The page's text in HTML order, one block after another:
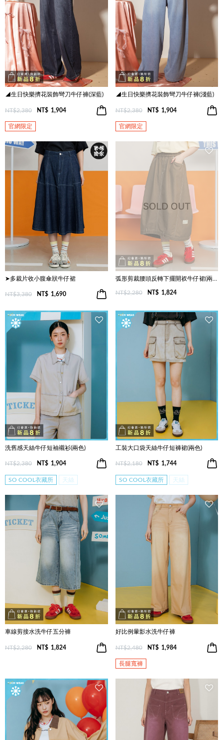
◢生日快樂擠花裝飾彎刀牛仔褲(深藍)
NT$2,380 NT$ 1,904
官網限定
◢生日快樂擠花裝飾彎刀牛仔褲(淺藍)
NT$2,380 NT$ 1,904
官網限定
➤多裁片收小腹傘狀牛仔裙
NT$3,380 NT$ 1,690
弧形剪裁腰頭反轉下擺開衩牛仔裙(兩色)
NT$2,280 NT$ 1,824
洗舊感天絲牛仔短袖襯衫(兩色)
NT$2,380 NT$ 1,904
SO COOL衣藏所 天絲
工裝大口袋天絲牛仔短褲裙(兩色)
NT$2,180 NT$ 1,744
SO COOL衣藏所 天絲
車線剪接水洗牛仔五分褲
NT$2,280 NT$ 1,824
好比例暈影水洗牛仔褲
NT$2,480 NT$ 1,984
長腿寬褲